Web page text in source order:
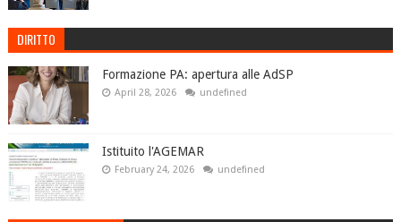
DIRITTO
Formazione PA: apertura alle AdSP
April 28, 2026 undefined
Istituito l'AGEMAR
February 24, 2026 undefined